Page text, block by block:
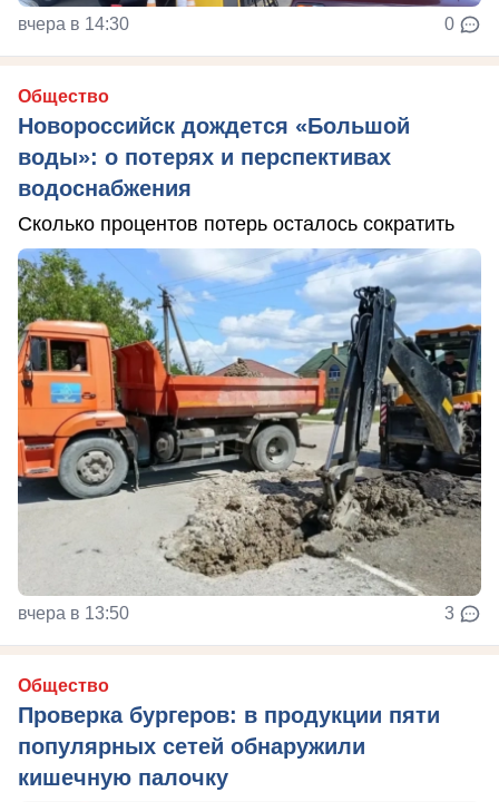
вчера в 14:30 0
Общество
Новороссийск дождется «Большой
воды»: о потерях и перспективах
водоснабжения
Сколько процентов потерь осталось сократить
вчера в 13:50 3
Общество
Проверка бургеров: в продукции пяти
популярных сетей обнаружили
кишечную палочку